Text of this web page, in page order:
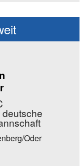
Oder